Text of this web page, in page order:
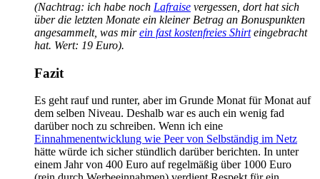
(Nachtrag: ich habe noch Lafraise vergessen, dort hat sich
über die letzten Monate ein kleiner Betrag an Bonuspunkten
angesammelt, was mirein fast kostenfreies Shirteingebracht
hat. Wert: 19 Euro).
Fazit
Es geht rauf und runter, aber im Grunde Monat für Monat auf
dem selben Niveau. Deshalb war es auch ein wenig fad
darüber noch zu schreiben. Wenn ich eine
Einnahmenentwicklung wie Peer von Selbständig im Netz
hätte würde ich sicher stündlich darüber berichten. In unter
einem Jahr von 400 Euro auf regelmäßig über 1000 Euro